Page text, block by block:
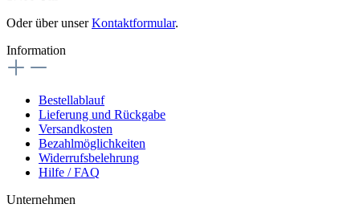
Oder über unserKontaktformular.
Information
Bestellablauf
Lieferung und Rückgabe
Versandkosten
Bezahlmöglichkeiten
Widerrufsbelehrung
Hilfe / FAQ
Unternehmen